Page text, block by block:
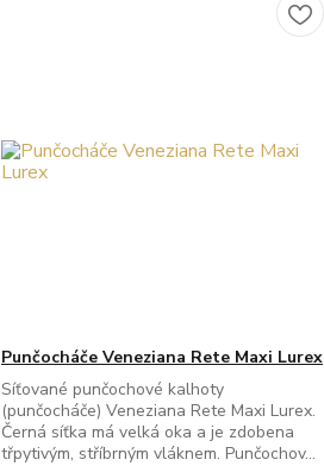
Punčocháče Veneziana Rete Maxi Lurex
Síťované punčochové kalhoty
(punčocháče) Veneziana Rete Maxi Lurex.
Černá síťka má velká oka a je zdobena
třpytivým, stříbrným vláknem. Punčochov...